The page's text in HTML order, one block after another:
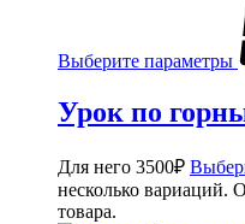
Выберите параметры
Урок по
Для него 3500₽
несколько вариаций.
товара.